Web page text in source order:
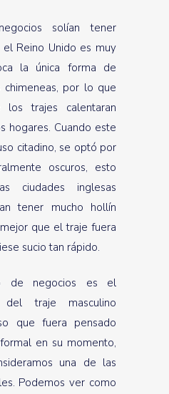
solían tener
Reino Unido es muy
la única forma de
chimeneas, por lo que
los trajes calentaran
hogares. Cuando este
citadino, se optó por
oscuros, esto
ciudades inglesas
tener mucho hollín
que el traje fuera
sucio tan rápido.
de negocios es el
traje masculino
que fuera pensado
en su momento,
una de las
Podemos ver como